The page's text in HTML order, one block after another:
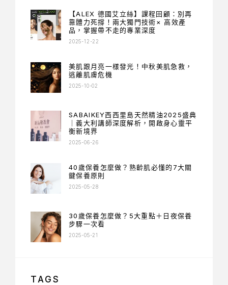
【ALEX 德國艾立絲】課程回顧：別再
靠體力死撐！兩大獨門技術× 高效產
品，掌握帶不走的專業深度
2025-12-22
美肌跟月亮一樣發光！中秋美肌急救，
逃離肌膚危機
2025-10-02
SABAIKEY西西里島天然精油2025盛典
｜義大利講師深度解析，開啟身心靈平
衡新境界
2025-06-26
40歲保養怎麼做？熟齡肌必懂的7大關
鍵保養原則
2025-05-28
30歲保養怎麼做？5大重點＋日夜保養
步驟一次看
2025-05-21
TAGS